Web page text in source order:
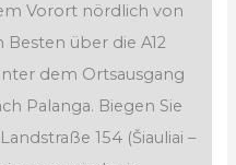
Vorort nördlich von
Besten über die A12
dem Ortsausgang
Palanga. Biegen Sie
154 (Šiauliai –